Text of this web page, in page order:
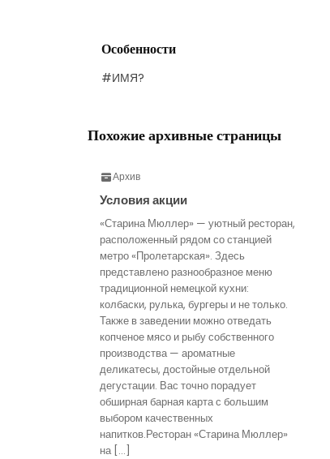
Особенности
#ИМЯ?
Похожие архивные страницы
Архив
Условия акции
«Старина Мюллер» — уютный ресторан,
расположенный рядом со станцией
метро «Пролетарская». Здесь
представлено разнообразное меню
традиционной немецкой кухни:
колбаски, рулька, бургеры и не только.
Также в заведении можно отведать
копченое мясо и рыбу собственного
производства — ароматные
деликатесы, достойные отдельной
дегустации. Вас точно порадует
обширная барная карта с большим
выбором качественных
напитков.Ресторан «Старина Мюллер»
на […]